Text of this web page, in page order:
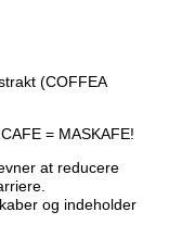
(COFFEA
= MASKAFE!
at reducere
og indeholder